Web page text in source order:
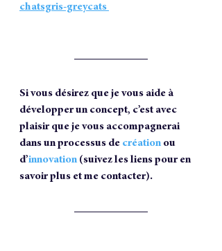
chatsgris-greycats
Si vous désirez que je vous aide à
développer un concept, c’est avec
plaisir que je vous accompagnerai
dans un processus de création ou
d’innovation (suivez les liens pour en
savoir plus et me contacter).